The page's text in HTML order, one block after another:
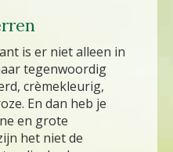
is er niet alleen in
tegenwoordig
crèmekleurig,
En dan heb je
en grote
het niet de